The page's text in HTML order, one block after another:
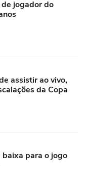
jogador do
assistir ao vivo,
da Copa
para o jogo